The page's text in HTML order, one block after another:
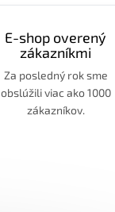
E-shop overený
zákazníkmi
Za posledný rok sme
obslúžili viac ako 1000
zákazníkov.